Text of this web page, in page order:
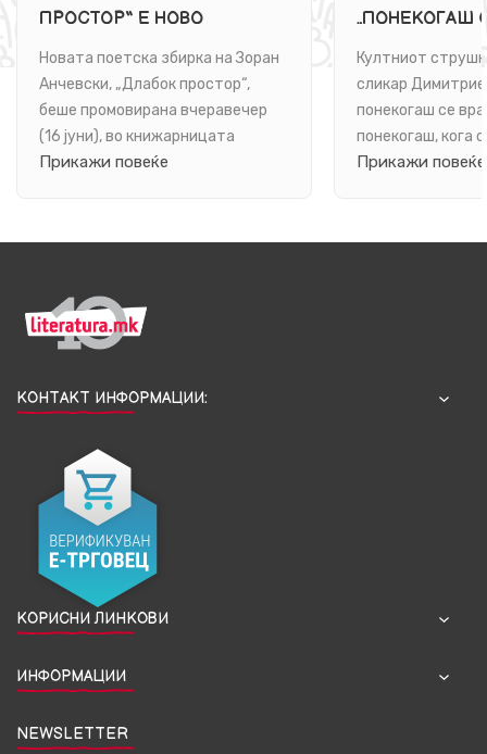
ПРОСТОР“ Е НОВО
ПОЕТСКО ПАТУВАЊЕ ВО
БЕСКОНЕЧНОСТА НА
ЈАЗИКОТ И НА БИТИЕТО
Новата поетска збирка на Зоран
Анчевски, „Длабок простор“,
беше промовирана вчеравечер
(16 јуни), во книжарницата
„Литература.мк“ во ...
Прикажи повеќе
„ПОНЕКОГАШ
Е РОМАН ЗА
Култниот
сликар
понекогаш се
понекогаш, кога
книга. Се врати
Прикажи повеќе
КОНТАКТ ИНФОРМАЦИИ:
КОРИСНИ ЛИНКОВИ
ИНФОРМАЦИИ
NEWSLETTER